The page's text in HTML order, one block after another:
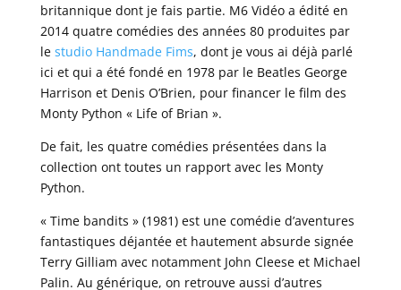
britannique dont je fais partie. M6 Vidéo a édité en
2014 quatre comédies des années 80 produites par
le studio Handmade Fims, dont je vous ai déjà parlé
ici et qui a été fondé en 1978 par le Beatles George
Harrison et Denis O’Brien, pour financer le film des
Monty Python « Life of Brian ».
De fait, les quatre comédies présentées dans la
collection ont toutes un rapport avec les Monty
Python.
« Time bandits » (1981) est une comédie d’aventures
fantastiques déjantée et hautement absurde signée
Terry Gilliam avec notamment John Cleese et Michael
Palin. Au générique, on retrouve aussi d’autres